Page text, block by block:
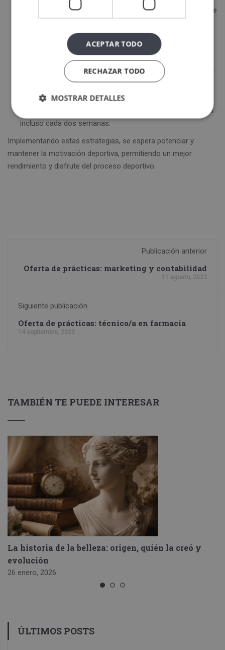
Búsqueda de apoyo:
Dentro del entorno cercano, es posible
acompañar en el proceso deportivo. La práctica conjunta
del deporte puede resultar más amena y motivadora que
hacerlo de manera individual.
Variar la rutina:
La monotonía en los ejercicios puede llevar
a un estancamiento en la condición física y reducir la
motivación. Se recomienda variar los ejercicios integrados
en la rutina de entrenamiento, preferiblemente cada mes o
incluso cada dos semanas.
Implementando estas estrategias, se espera potenciar y
mantener la motivación deportiva, permitiendo un mejor
rendimiento y disfrute del proceso deportivo.
Publicación anterior
Oferta de prácticas: marketing y contabilidad
11 agosto, 2023
Siguiente publicación
Oferta de prácticas: técnico/a en farmacia
14 septiembre, 2023
TAMBIÉN TE PUEDE INTERESAR
La historia de la belleza: origen, quién la creó y
evolución
26 enero, 2026
ÚLTIMOS POSTS
ACEPTAR TODO
RECHAZAR TODO
MOSTRAR DETALLES